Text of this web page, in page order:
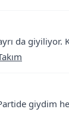
da giyiliyor.
giydim